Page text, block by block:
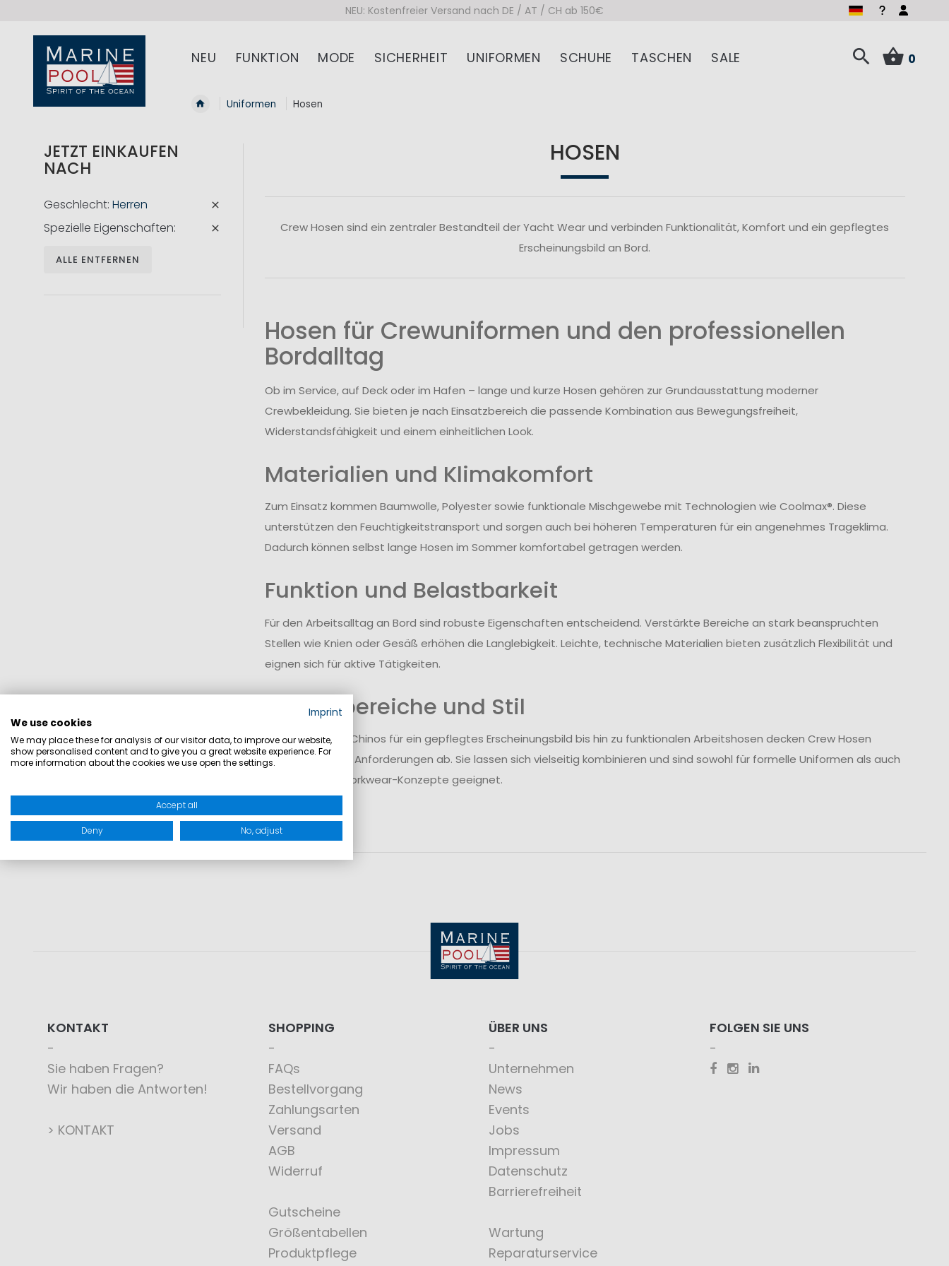
NEU: Kostenfreier Versand nach DE / AT / CH ab 150€
NEU FUNKTION MODE SICHERHEIT UNIFORMEN SCHUHE TASCHEN SALE 0
Uniformen Hosen
HOSEN
Crew Hosen sind ein zentraler Bestandteil der Yacht Wear und verbinden Funktionalität, Komfort und ein gepflegtes
Erscheinungsbild an Bord.
Hosen für Crewuniformen und den professionellen
Bordalltag
Ob im Service, auf Deck oder im Hafen – lange und kurze Hosen gehören zur Grundausstattung moderner
Crewbekleidung. Sie bieten je nach Einsatzbereich die passende Kombination aus Bewegungsfreiheit,
Widerstandsfähigkeit und einem einheitlichen Look.
Materialien und Klimakomfort
Zum Einsatz kommen Baumwolle, Polyester sowie funktionale Mischgewebe mit Technologien wie Coolmax®. Diese
unterstützen den Feuchtigkeitstransport und sorgen auch bei höheren Temperaturen für ein angenehmes Trageklima.
Dadurch können selbst lange Hosen im Sommer komfortabel getragen werden.
Funktion und Belastbarkeit
Für den Arbeitsalltag an Bord sind robuste Eigenschaften entscheidend. Verstärkte Bereiche an stark beanspruchten
Stellen wie Knien oder Gesäß erhöhen die Langlebigkeit. Leichte, technische Materialien bieten zusätzlich Flexibilität und
eignen sich für aktive Tätigkeiten.
Einsatzbereiche und Stil
Von klassischen Chinos für ein gepflegtes Erscheinungsbild bis hin zu funktionalen Arbeitshosen decken Crew Hosen
unterschiedliche Anforderungen ab. Sie lassen sich vielseitig kombinieren und sind sowohl für formelle Uniformen als auch
für praktische Workwear-Konzepte geeignet.
JETZT EINKAUFEN
NACH
Geschlecht Herren
Spezielle Eigenschaften
ALLE ENTFERNEN
KONTAKT
Sie haben Fragen?
Wir haben die Antworten!
> KONTAKT
SHOPPING
FAQs
Bestellvorgang
Zahlungsarten
Versand
AGB
Widerruf
Gutscheine
Größentabellen
Produktpflege
ÜBER UNS
Unternehmen
News
Events
Jobs
Impressum
Datenschutz
Barrierefreiheit
Wartung
Reparaturservice
FOLGEN SIE UNS
Imprint
We use cookies
We may place these for analysis of our visitor data, to improve our website,
show personalised content and to give you a great website experience. For
more information about the cookies we use open the settings.
Accept all
Deny No, adjust